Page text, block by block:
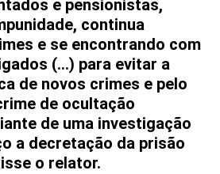
e pensionistas,
continua
e se encontrando com
(...) para evitar a
de novos crimes e pelo
de ocultação
de uma investigação
a decretação da prisão
o relator.